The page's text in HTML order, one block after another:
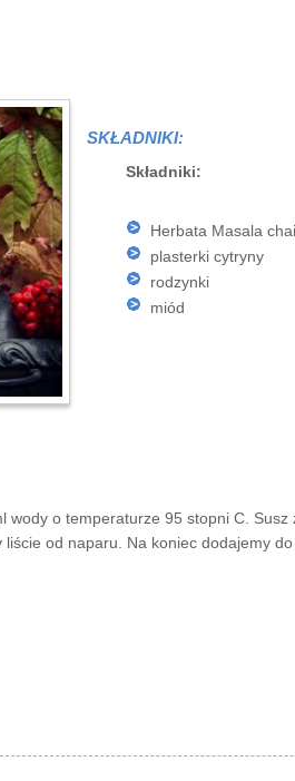
SKŁADNIKI:
Składniki:
Herbata Masala
plasterki cytryny
rodzynki
miód
wody o temperaturze 95 stopni C. Susz
od naparu. Na koniec dodajemy